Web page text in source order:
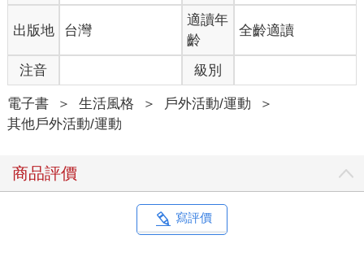
出版地 台灣
適讀年
齡
全齡適讀
注音 級別
電子書 ＞ 生活風格 ＞ 戶外活動/運動
＞
其他戶外活動/運動
商品評價
寫評價